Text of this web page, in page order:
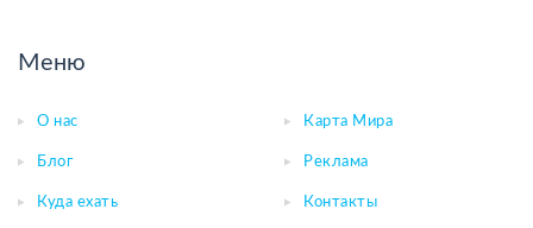
Меню
О нас Карта Мира
Блог Реклама
Куда ехать Контакты